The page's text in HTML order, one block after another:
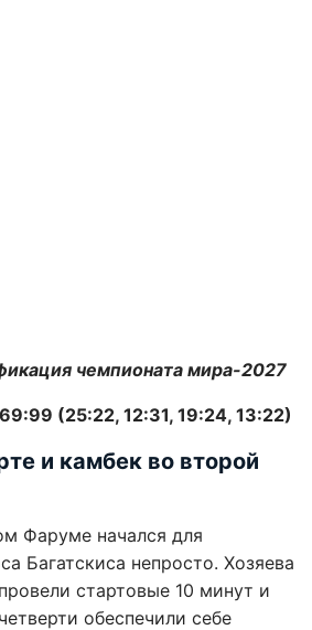
чемпионата мира-2027
(25:22, 12:31, 19:24, 13:22)
и камбек во второй
Фаруме начался для
Багатскиса непросто. Хозяева
стартовые 10 минут и
обеспечили себе